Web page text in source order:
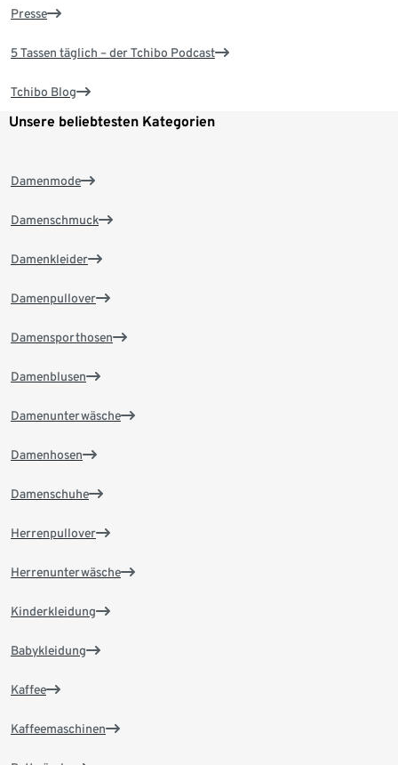
Presse
5 Tassen täglich – der Tchibo Podcast
Tchibo Blog
Unsere beliebtesten Kategorien
Damenmode
Damenschmuck
Damenkleider
Damenpullover
Damensporthosen
Damenblusen
Damenunterwäsche
Damenhosen
Damenschuhe
Herrenpullover
Herrenunterwäsche
Kinderkleidung
Babykleidung
Kaffee
Kaffeemaschinen